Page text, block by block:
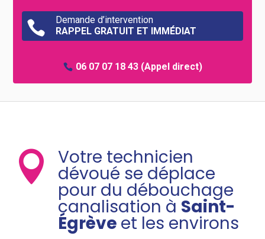

Demande d’intervention
RAPPEL GRATUIT ET IMMÉDIAT
06 07 07 18 43(Appel direct)
 Votre technicien
dévoué se déplace
pour du débouchage
canalisation à Saint-
Égrève et les environs